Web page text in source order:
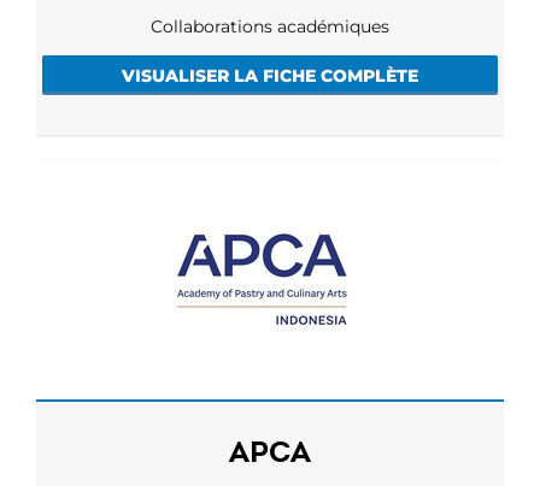
Collaborations académiques
VISUALISER LA FICHE COMPLÈTE
APCA